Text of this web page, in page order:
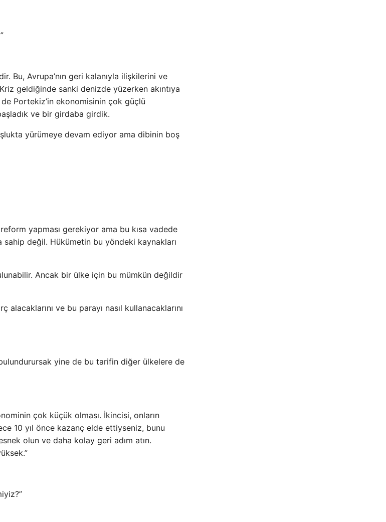
Bu, Avrupa’nın geri kalanıyla ilişkilerini ve
geldiğinde sanki denizde yüzerken akıntıya
de Portekiz’in ekonomisinin çok güçlü
ve bir girdaba girdik.
yürümeye devam ediyor ama dibinin boş
yapması gerekiyor ama bu kısa vadede
değil. Hükümetin bu yöndeki kaynakları
Ancak bir ülke için bu mümkün değildir
ve bu parayı nasıl kullanacaklarını
yine de bu tarifin diğer ülkelere de
çok küçük olması. İkincisi, onların
10 yıl önce kazanç elde ettiyseniz, bunu
olun ve daha kolay geri adım atın.